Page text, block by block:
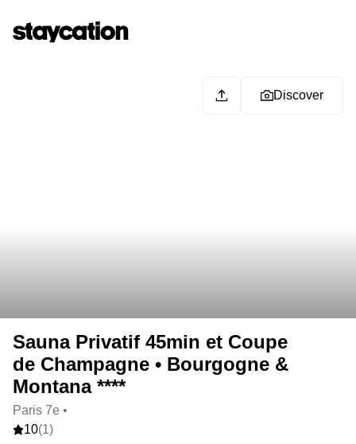
Discover
Sauna Privatif 45min et Coupe
de Champagne • Bourgogne &
Montana ****
Paris 7e •
10(1)